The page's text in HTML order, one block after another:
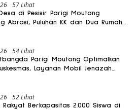
57 Lihat
di Pesisir Parigi Moutong
Abrasi, Puluhan KK dan Dua Rumah
54 Lihat
Parigi Moutong Optimalkan
Layanan Mobil Jenazah
52 Lihat
Rakyat Berkapasitas 2.000 Siswa di